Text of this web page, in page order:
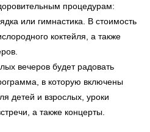
процедурам:
или гимнастика. В стоимость
коктейля, а также
вечеров будет радовать
в которую включены
детей и взрослых, уроки
а также концерты.